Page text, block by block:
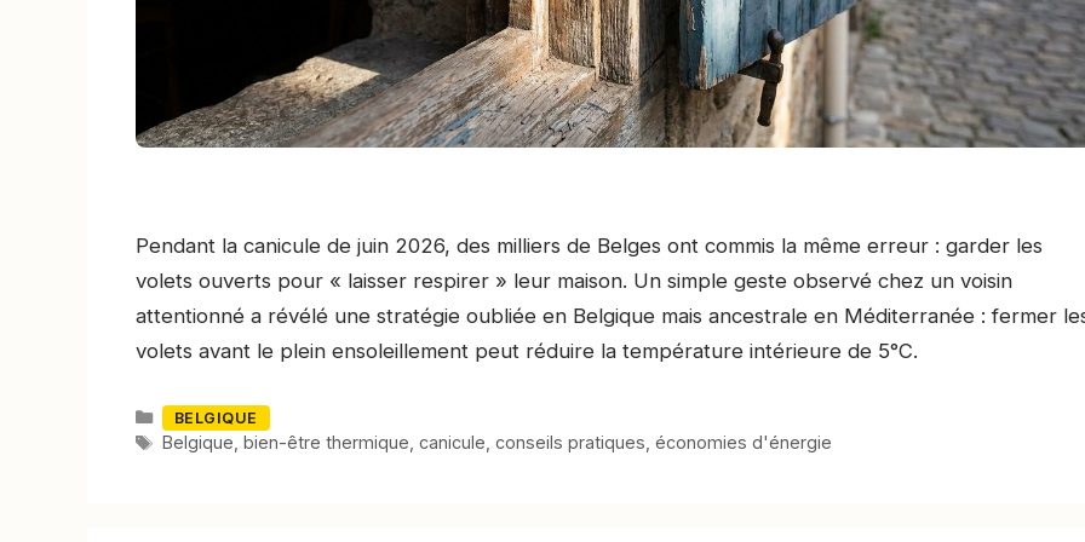
Pendant la canicule de juin 2026, des milliers de Belges ont commis la même erreur : garder les
volets ouverts pour « laisser respirer » leur maison. Un simple geste observé chez un voisin
attentionné a révélé une stratégie oubliée en Belgique mais ancestrale en Méditerranée : fermer
volets avant le plein ensoleillement peut réduire la température intérieure de 5°C.
Catégories
BELGIQUE
Mots-
Belgique bien-être thermique canicule conseils pratiques économies d'énergie